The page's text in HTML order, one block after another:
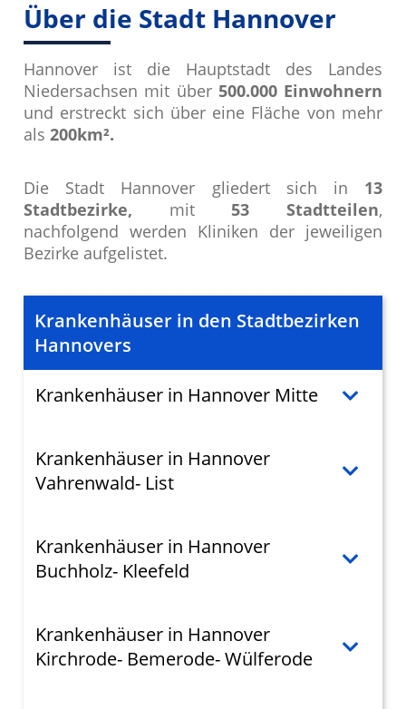
Über die Stadt Hannover
Hannover ist die Hauptstadt des Landes
Niedersachsen mit über 500.000 Einwohnern
und erstreckt sich über eine Fläche von mehr
als 200km².
Die Stadt Hannover gliedert sich in 13
Stadtbezirke, mit 53 Stadtteilen,
nachfolgend werden Kliniken der jeweiligen
Bezirke aufgelistet.
Krankenhäuser in den Stadtbezirken
Hannovers
Krankenhäuser in Hannover Mitte
Krankenhäuser in Hannover
Vahrenwald- List
Krankenhäuser in Hannover
Buchholz- Kleefeld
Krankenhäuser in Hannover
Kirchrode- Bemerode- Wülferode